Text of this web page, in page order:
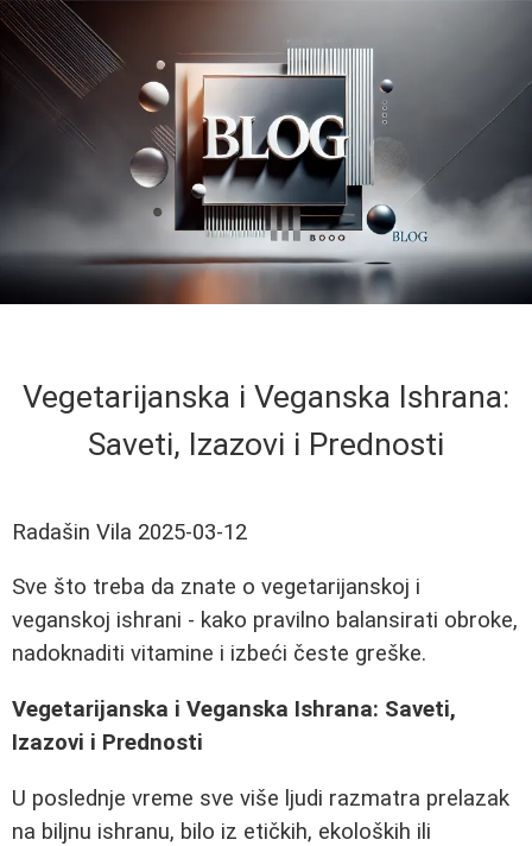
Vegetarijanska i Veganska Ishrana:
Saveti, Izazovi i Prednosti
Radašin Vila 2025-03-12
Sve što treba da znate o vegetarijanskoj i
veganskoj ishrani - kako pravilno balansirati obroke,
nadoknaditi vitamine i izbeći česte greške.
Vegetarijanska i Veganska Ishrana: Saveti,
Izazovi i Prednosti
U poslednje vreme sve više ljudi razmatra prelazak
na biljnu ishranu, bilo iz etičkih, ekoloških ili